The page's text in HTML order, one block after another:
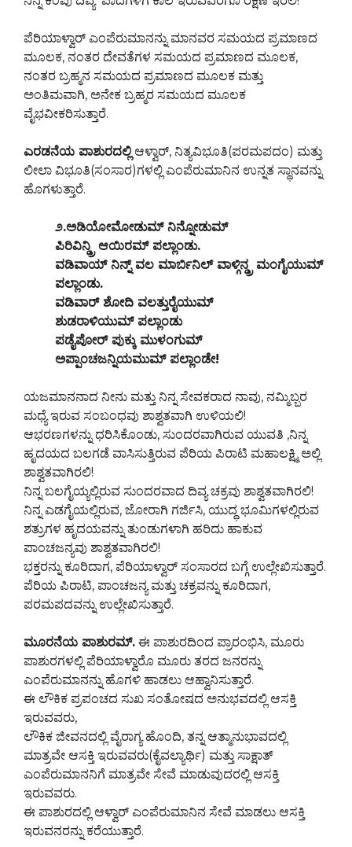
ಪೆರಿಯಾಳ್ವಾರ್ ಎಂಪೆರುಮಾನನ್ನು ಮಾನವರ ಸಮಯದ ಪ್ರಮಾಣದ
ಮೂಲಕ, ನಂತರ ದೇವತೆಗಳ ಸಮಯದ ಪ್ರಮಾಣದ ಮೂಲಕ,
ನಂತರ ಬ್ರಹ್ಮನ ಸಮಯದ ಪ್ರಮಾಣದ ಮೂಲಕ ಮತ್ತು
ಅಂತಿಮವಾಗಿ, ಅನೇಕ ಬ್ರಹ್ಮರ ಸಮಯದ ಮೂಲಕ
ವೈಭವೀಕರಿಸುತ್ತಾರೆ.
ಎರಡನೆಯ ಪಾಶುರದಲ್ಲಿ ಆಳ್ವಾರ್, ನಿತ್ಯವಿಭೂತಿ(ಪರಮಪದಂ) ಮತ್ತು
ಲೀಲಾ ವಿಭೂತಿ(ಸಂಸಾರ)ಗಳಲ್ಲಿ ಎಂಪೆರುಮಾನಿನ ಉನ್ನತ ಸ್ಥಾನವನ್ನು
ಹೊಗಳುತ್ತಾರೆ.
೨.ಅಡಿಯೋಮೋಡುಮ್ ನಿನ್ನೋಡುಮ್
ಪಿರಿವಿನ್ಡ್ರಿ ಆಯಿರಮ್ ಪಲ್ಲಾಂಡು.
ವಡಿವಾಯ್ ನಿನ್ನ್ ವಲ ಮಾರ್ಬಿನಿಲ್ ವಾಳ್ಗಿನ್ಡ್ರ ಮಂಗೈಯುಮ್
ಪಲ್ಲಾಂಡು.
ವಡಿವಾರ್ ಶೋದಿ ವಲತ್ತುರೈಯುಮ್
ಶುಡರಾಳಿಯುಮ್ ಪಲ್ಲಾಂಡು
ಪಡೈಪೋರ್ ಪುಕ್ಕು ಮುಳಂಗುಮ್
ಅಪ್ಪಾಂಚಜನ್ನಿಯಮುಮ್ ಪಲ್ಲಾಂಡೇ!
ಯಜಮಾನನಾದ ನೀನು ಮತ್ತು ನಿನ್ನ ಸೇವಕರಾದ ನಾವು, ನಮ್ಮಿಬ್ಬರ
ಮಧ್ಯೆ ಇರುವ ಸಂಬಂಧವು ಶಾಶ್ವತವಾಗಿ ಉಳಿಯಲಿ!
ಆಭರಣಗಳನ್ನು ಧರಿಸಿಕೊಂಡು, ಸುಂದರವಾಗಿರುವ ಯುವತಿ ,ನಿನ್ನ
ಹೃದಯದ ಬಲಗಡೆ ವಾಸಿಸುತ್ತಿರುವ ಪೆರಿಯ ಪಿರಾಟಿ ಮಹಾಲಕ್ಷ್ಮಿ ಅಲ್ಲಿ
ಶಾಶ್ವತವಾಗಿರಲಿ!
ನಿನ್ನ ಬಲಗೈಯ್ಯಲ್ಲಿರುವ ಸುಂದರವಾದ ದಿವ್ಯ ಚಕ್ರವು ಶಾಶ್ವತವಾಗಿರಲಿ!
ನಿನ್ನ ಎಡಗೈಯಲ್ಲಿರುವ, ಜೋರಾಗಿ ಗರ್ಜಿಸಿ, ಯುದ್ಧ ಭೂಮಿಗಳಲ್ಲಿರುವ
ಶತ್ರುಗಳ ಹೃದಯವನ್ನು ತುಂಡುಗಳಾಗಿ ಹರಿದು ಹಾಕುವ
ಪಾಂಚಜನ್ಯವು ಶಾಶ್ವತವಾಗಿರಲಿ!
ಭಕ್ತರನ್ನು ಕೂರಿದಾಗ, ಪೆರಿಯಾಳ್ವಾರ್ ಸಂಸಾರದ ಬಗ್ಗೆ ಉಲ್ಲೇಖಿಸುತ್ತಾರೆ.
ಪೆರಿಯ ಪಿರಾಟಿ, ಪಾಂಚಜನ್ಯ ಮತ್ತು ಚಕ್ರವನ್ನು ಕೂರಿದಾಗ,
ಪರಮಪದವನ್ನು ಉಲ್ಲೇಖಿಸುತ್ತಾರೆ.
ಮೂರನೆಯ ಪಾಶುರಮ್. ಈ ಪಾಶುರದಿಂದ ಪ್ರಾರಂಭಿಸಿ, ಮೂರು
ಪಾಶುರಗಳಲ್ಲಿ ಪೆರಿಯಾಳ್ವಾರೊ ಮೂರು ತರದ ಜನರನ್ನು
ಎಂಪೆರುಮಾನನ್ನು ಹೊಗಳಿ ಹಾಡಲು ಆಹ್ವಾನಿಸುತ್ತಾರೆ.
ಈ ಲೌಕಿಕ ಪ್ರಪಂಚದ ಸುಖ ಸಂತೋಷದ ಅನುಭವದಲ್ಲಿ ಆಸಕ್ತಿ
ಇರುವವರು,
ಲೌಕಿಕ ಜೀವನದಲ್ಲಿ ವೈರಾಗ್ಯ ಹೊಂದಿ, ತನ್ನ ಆತ್ಮಾನುಭಾವದಲ್ಲಿ
ಮಾತ್ರವೇ ಆಸಕ್ತಿ ಇರುವವರು(ಕೈವಲ್ಯಾರ್ಥಿ) ಮತ್ತು ಸಾಕ್ಷಾತ್
ಎಂಪೆರುಮಾನನಿಗೆ ಮಾತ್ರವೇ ಸೇವೆ ಮಾಡುವುದರಲ್ಲಿ ಆಸಕ್ತಿ
ಇರುವವರು.
ಈ ಪಾಶುರದಲ್ಲಿ ಆಳ್ವಾರ್ ಎಂಪೆರುಮಾನಿನ ಸೇವೆ ಮಾಡಲು ಆಸಕ್ತಿ
ಇರುವನರನ್ನು ಕರೆಯುತ್ತಾರೆ.